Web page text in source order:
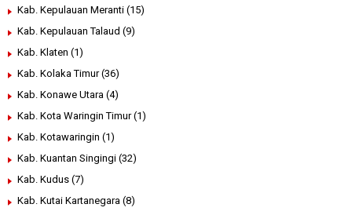
Kab. Kepulauan Meranti (15)
Kab. Kepulauan Talaud (9)
Kab. Klaten (1)
Kab. Kolaka Timur (36)
Kab. Konawe Utara (4)
Kab. Kota Waringin Timur (1)
Kab. Kotawaringin (1)
Kab. Kuantan Singingi (32)
Kab. Kudus (7)
Kab. Kutai Kartanegara (8)